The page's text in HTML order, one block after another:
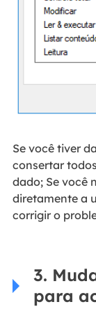
Se você tiver
consertar
dado; Se você
diretamente a
corrigir o
3.
para